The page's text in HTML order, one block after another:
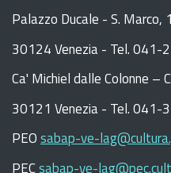
Palazzo Ducale - S. Marco, 1
30124 Venezia - Tel. 041-
Ca' Michiel dalle Colonne –
30121 Venezia - Tel. 041-
PEOsabap-ve-
PECsabap-ve-